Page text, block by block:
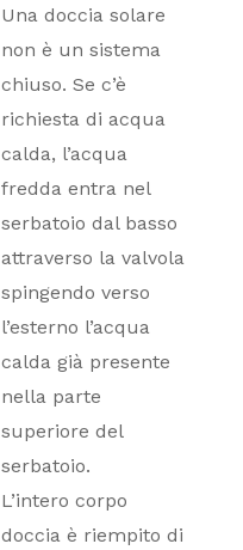
Una doccia solare
non è un sistema
chiuso. Se c’è
richiesta di acqua
calda, l’acqua
fredda entra nel
serbatoio dal basso
attraverso la valvola
spingendo verso
l’esterno l’acqua
calda già presente
nella parte
superiore del
serbatoio.
L’intero corpo
doccia è riempito di